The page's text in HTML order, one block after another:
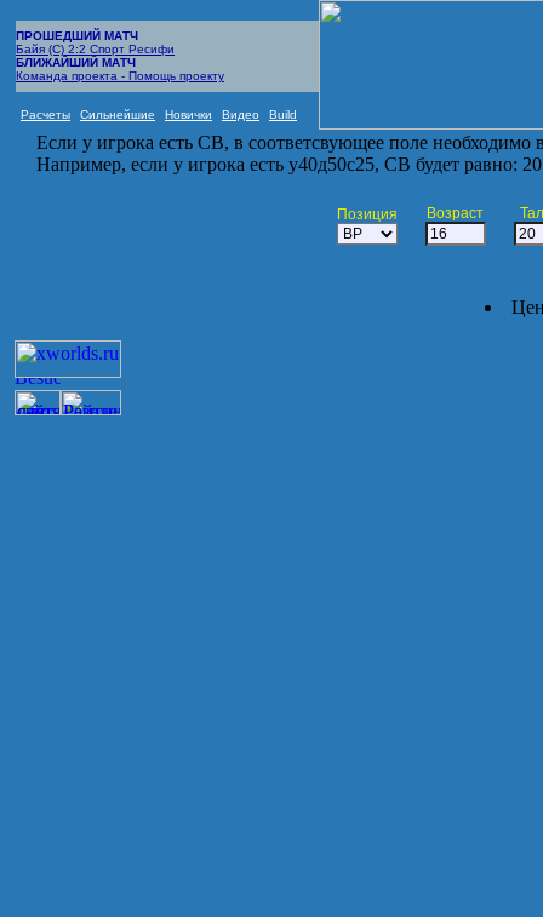
ПРОШЕДШИЙ МАТЧ
Байя (С) 2:2 Спорт Ресифи
БЛИЖАЙШИЙ МАТЧ
Команда проекта - Помощь проекту
Расчеты Сильнейшие Новички Видео Build
Если у игрока есть СВ, в соответсвующее поле необходимо
Например, если у игрока есть у40д50с25, СВ будет равно:
Позиция Возраст